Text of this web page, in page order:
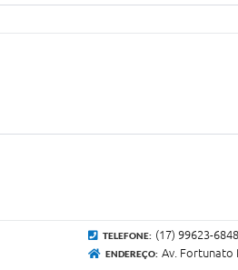
TELEFONE: (17) 99623-6848
ENDEREÇO: Av. Fortunato